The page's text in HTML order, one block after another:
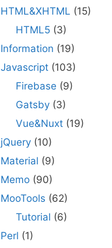
HTML&XHTML (15)
HTML5(3)
Information (19)
Javascript (103)
Firebase (9)
Gatsby(3)
Vue&Nuxt(19)
jQuery (10)
Material (9)
Memo (90)
MooTools (62)
Tutorial (6)
Perl (1)